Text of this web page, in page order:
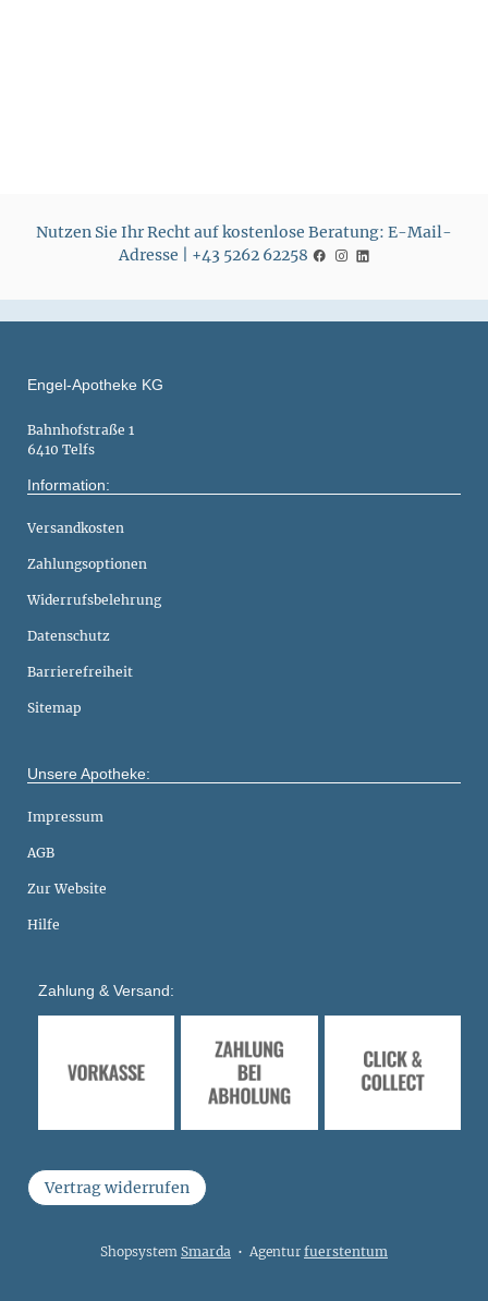
Nutzen Sie Ihr Recht auf kostenlose Beratung: E-Mail-
Adresse | +43 5262 62258
Engel-Apotheke KG
Bahnhofstraße 1
6410 Telfs
Information:
Versandkosten
Zahlungsoptionen
Widerrufsbelehrung
Datenschutz
Barrierefreiheit
Sitemap
Unsere Apotheke:
Impressum
AGB
Zur Website
Hilfe
Zahlung & Versand:
Vertrag widerrufen
Shopsystem Smarda • Agentur fuerstentum